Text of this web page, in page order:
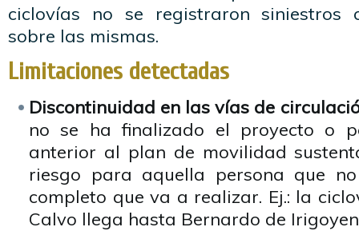
ciclovías no se registraron siniestros
sobre las mismas.
Limitaciones detectadas
Discontinuidad en las vías de
no se ha finalizado el proyecto o
anterior al plan de movilidad
riesgo para aquella persona que
completo que va a realizar. Ej.: la
Calvo llega hasta Bernardo de